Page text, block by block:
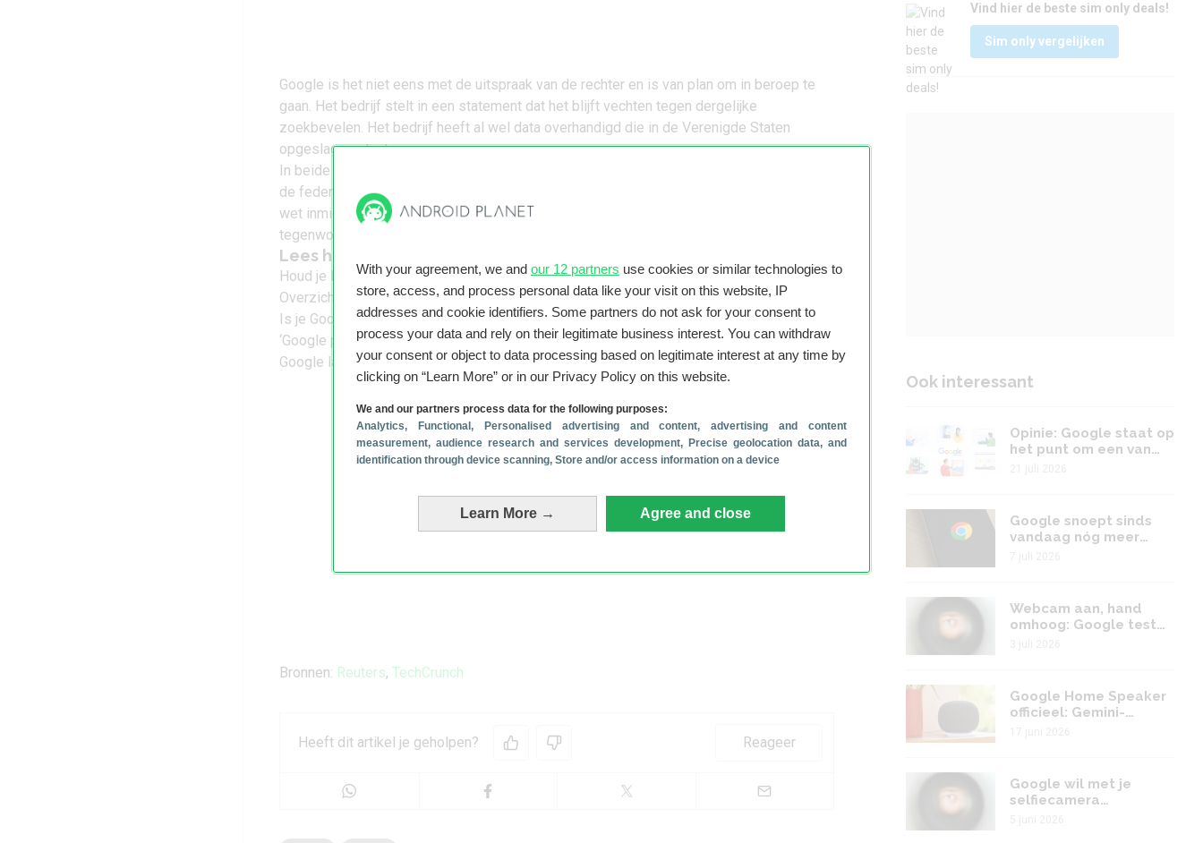
With your agreement, we and our 12 partners use cookies or similar technologies to
store, access, and process personal data like your visit on this website, IP
addresses and cookie identifiers. Some partners do not ask for your consent to
process your data and rely on their legitimate business interest. You can withdraw
your consent or object to data processing based on legitimate interest at any time by
clicking on “Learn More” or in our Privacy Policy on this website.
We and our partners process data for the following purposes:
Analytics, Functional, Personalised advertising and content, advertising and content
measurement, audience research and services development, Precise geolocation data, and
identification through device scanning, Store and/or access information on a device
Learn More → Agree and close
Google is het niet eens met de uitspraak van de rechter en is van plan om in beroep te
gaan. Het bedrijf stelt in een statement dat het blijft vechten tegen dergelijke
zoekbevelen. Het bedrijf heeft al wel data overhandigd die in de Verenigde Staten
opgeslagen staat.
In beide zaken, die van Google en Microsoft, wordt er beroep gedaan op de e-mails via
de federale wet ‘Stored Communications Act’ uit 1986. Je kunt je voorstellen dat deze
wet inmiddels wat verouderd is, omdat de manier waarop dingen opgeslagen worden
tegenwoordig anders gaat.
Lees het laatste nieuws over Google
Houd je Pixel veilig: installeer nu de augustus-update (5-8)
Overzicht: dit weten we al over de Google Pixel 11-serie (5-8)
Is je Google Pixel traag? Probeer deze 4 tips! (4-8)
‘Google presenteert dit handige apparaatje tegelijk met Pixel 11’ (2-8)
Google laat zien waarom je de Pixel 11 Pro wil hebben in nieuwe video (30-7)
Bronnen: Reuters, TechCrunch
Heeft dit artikel je geholpen? Reageer
Vind hier de beste sim only deals!
Sim only vergelijken
Ook interessant
Opinie: Google staat op
het punt om een van
Google snoept sinds
vandaag nóg meer
Webcam aan, hand
omhoog: Google test
Google Home Speaker
officieel: Gemini-
Google wil met je
selfiecamera